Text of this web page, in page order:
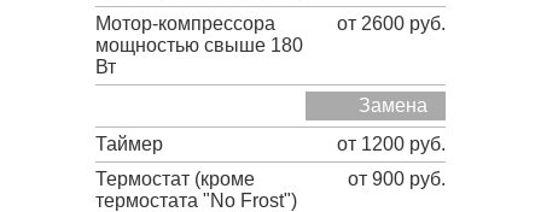
Мотор-компрессора
мощностью свыше 180
Вт
от 2600 руб.
Замена
Таймер
от 1200 руб.
Термостат (кроме
термостата "No Frost")
от 900 руб.